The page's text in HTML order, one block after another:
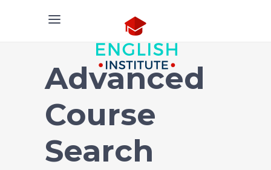
Advanced
Course
Search